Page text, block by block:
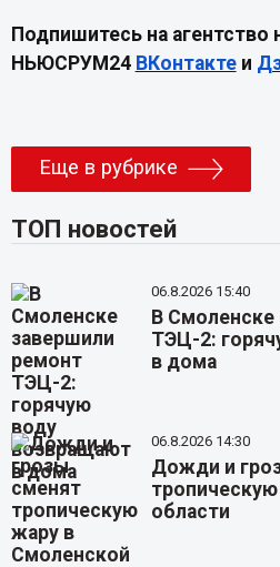
Подпишитесь на агентство
НЬЮСРУМ24 ВКонтактеи
Еще в рубрике
ТОП новостей
06.8.2026 15:40
В Смоленске
ТЭЦ-2:
в дома
06.8.2026 14:30
Дожди и
области